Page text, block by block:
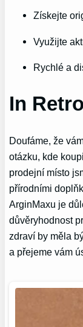
Získejte
Využijte
Rychlé a
In
Doufáme, ‍že
otázku, kde
prodejní místo
přírodními
ArginMaxu je
důvěryhodnost
zdraví by ⁤měla
a přejeme vám